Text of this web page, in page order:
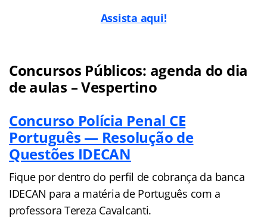
Assista aqui!
Concursos Públicos: agenda do dia
de aulas – Vespertino
Concurso Polícia Penal CE
Português — Resolução de
Questões IDECAN
Fique por dentro do perfil de cobrança da banca
IDECAN para a matéria de Português com a
professora Tereza Cavalcanti.